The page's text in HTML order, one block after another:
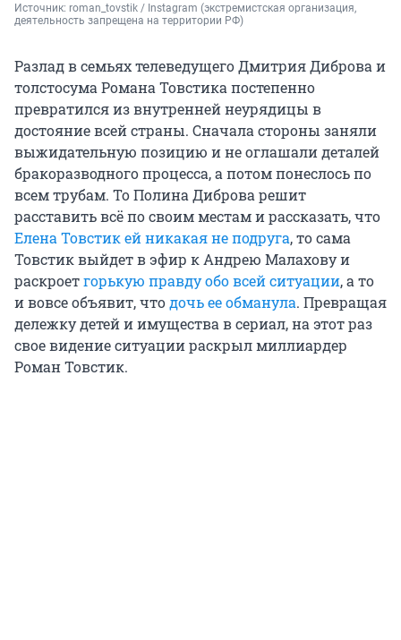
Источник: roman_tovstik / Instagram (экстремистская организация,
деятельность запрещена на территории РФ)
Разлад в семьях телеведущего Дмитрия Диброва и
толстосума Романа Товстика постепенно
превратился из внутренней неурядицы в
достояние всей страны. Сначала стороны заняли
выжидательную позицию и не оглашали деталей
бракоразводного процесса, а потом понеслось по
всем трубам. То Полина Диброва решит
расставить всё по своим местам и рассказать, что
Елена Товстик ей никакая не подруга, то сама
Товстик выйдет в эфир к Андрею Малахову и
раскроетгорькую правду обо всей ситуации, а то
и вовсе объявит, чтодочь ее обманула. Превращая
дележку детей и имущества в сериал, на этот раз
свое видение ситуации раскрыл миллиардер
Роман Товстик.